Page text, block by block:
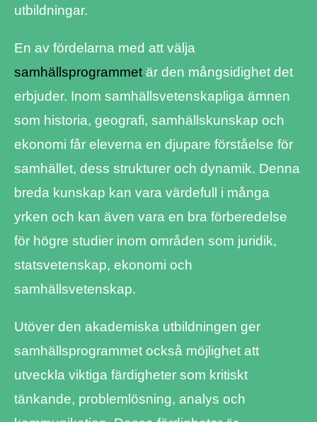
utbildningar.
En av fördelarna med att välja
samhällsprogrammet är den mångsidighet det
erbjuder. Inom samhällsvetenskapliga ämnen
som historia, geografi, samhällskunskap och
ekonomi får eleverna en djupare förståelse för
samhället, dess strukturer och dynamik. Denna
breda kunskap kan vara värdefull i många
yrken och kan även vara en bra förberedelse
för högre studier inom områden som juridik,
statsvetenskap, ekonomi och
samhällsvetenskap.
Utöver den akademiska utbildningen ger
samhällsprogrammet också möjlighet att
utveckla viktiga färdigheter som kritiskt
tänkande, problemlösning, analys och